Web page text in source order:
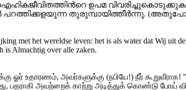
ഐഹികജീവിതത്തിന്‍റെ ഉപമ
പറത്തിക്കളയുന്ന തുരുമ്പായിത്തീര്‍ന്നു.
met het wereldse leven: het is als water dat Wij uit
is Almachtig over alle zaken.
ஓர் உதாரணம், அவர்களுக்கு (நபியே!) நீர்
அவற்றைக் காற்று அடித்துக் கொண்டு போய்